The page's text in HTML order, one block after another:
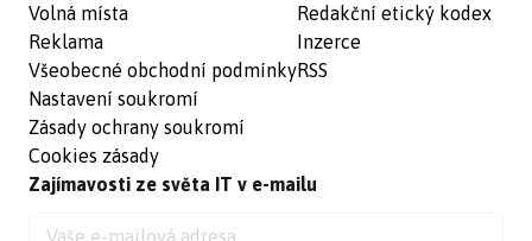
Volná místa
Reklama
Všeobecné obchodní podmínky
Nastavení soukromí
Zásady ochrany soukromí
Cookies zásady
Redakční etický kodex
Inzerce
RSS
Zajímavosti ze světa IT v e-mailu